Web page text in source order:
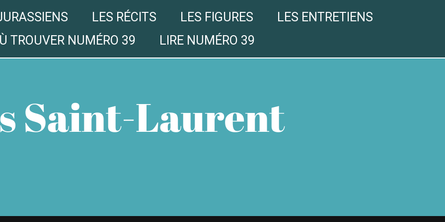
LES RÉCITS LES FIGURES
LES ENTRETIENS
TROUVER NUMÉRO 39 LIRE NUMÉRO 39
Saint-Laurent